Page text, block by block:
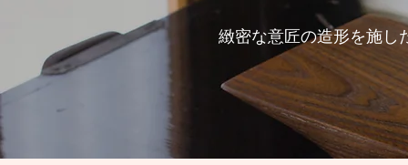
緻密な意匠の造形を施し